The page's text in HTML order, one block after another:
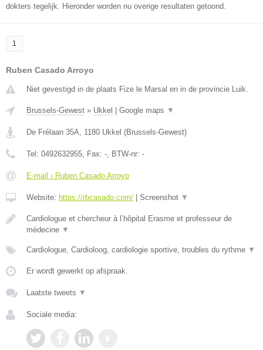
dokters tegelijk. Hieronder worden nu overige resultaten getoond.
1
Ruben Casado Arroyo
Niet gevestigd in de plaats Fize le Marsal en in de provincie Luik.
Brussels-Gewest » Ukkel Google maps ▼
De Frélaan 35A, 1180 Ukkel (Brussels-Gewest)
Tel: 0492632955, Fax: -, BTW-nr: -
E-mail › Ruben Casado Arroyo
Website: https://rbcasado.com/ Screenshot ▼
Cardiologue et chercheur à l’hôpital Erasme et professeur de
médecine ▼
Cardiologue, Cardioloog, cardiologie sportive, troubles du rythme ▼
Er wordt gewerkt op afspraak.
Laatste tweets ▼
Sociale media: